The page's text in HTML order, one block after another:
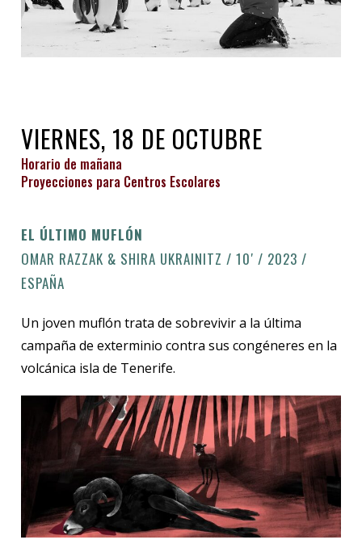
VIERNES, 18 DE OCTUBRE
Horario de mañana
Proyecciones para Centros Escolares
EL ÚLTIMO MUFLÓN
OMAR RAZZAK & SHIRA UKRAINITZ / 10′ / 2023 /
ESPAÑA
Un joven muflón trata de sobrevivir a la última
campaña de exterminio contra sus congéneres en la
volcánica isla de Tenerife.